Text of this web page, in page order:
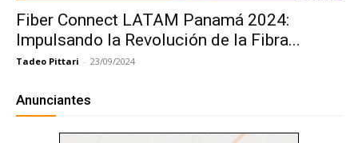
Fiber Connect LATAM Panamá 2024:
Impulsando la Revolución de la Fibra...
Tadeo Pittari - 23/09/2024
Anunciantes